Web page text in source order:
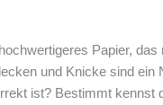
Papier,
und Knicke sind ein
ist? Bestimmt